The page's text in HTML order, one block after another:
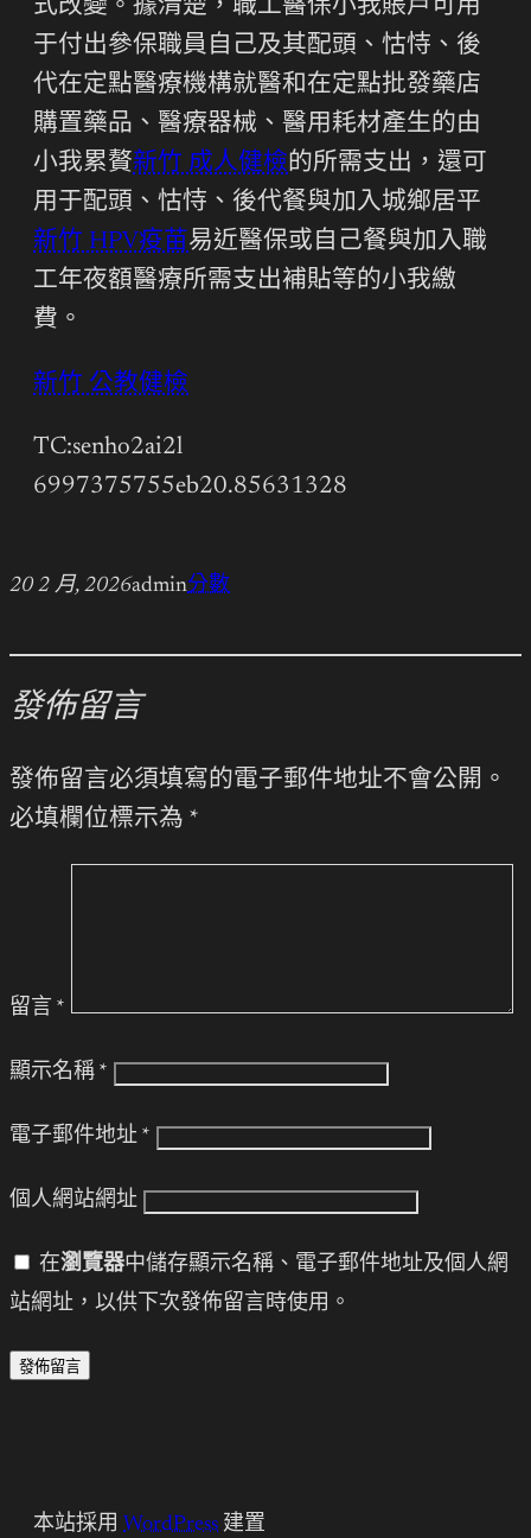
式改變。據清楚，職工醫保小我賬戶可用
于付出參保職員自己及其配頭、怙恃、後
代在定點醫療機構就醫和在定點批發藥店
購置藥品、醫療器械、醫用耗材產生的由
小我累贅新竹 成人健檢的所需支出，還可
用于配頭、怙恃、後代餐與加入城鄉居平
新竹 HPV疫苗易近醫保或自己餐與加入職
工年夜額醫療所需支出補貼等的小我繳
費。
新竹 公教健檢
TC:senho2ai2l
6997375755eb20.85631328
20 2 月, 2026admin分數
發佈留言
發佈留言必須填寫的電子郵件地址不會公開。
必填欄位標示為 *
留言 *
顯示名稱 *
電子郵件地址 *
個人網站網址
在瀏覽器中儲存顯示名稱、電子郵件地址及個人網
站網址，以供下次發佈留言時使用。
本站採用 WordPress 建置